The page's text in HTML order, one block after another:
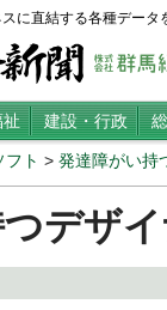
に直結する各種データ
祉 建設・行政
フト > 発達障がい持
デザ